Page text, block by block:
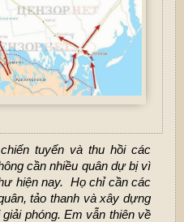
tuyến và thu hồi các
cần nhiều quân dự bị vì
hiện nay. Họ chỉ cần các
tảo thanh và xây dựng
phóng. Em vẫn thiên về